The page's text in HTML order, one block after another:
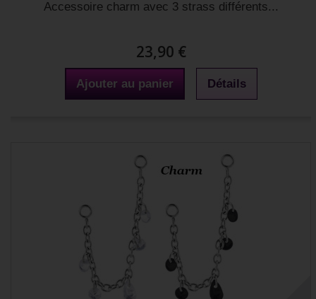
Accessoire charm avec 3 strass différents...
23,90 €
Ajouter au panier Détails